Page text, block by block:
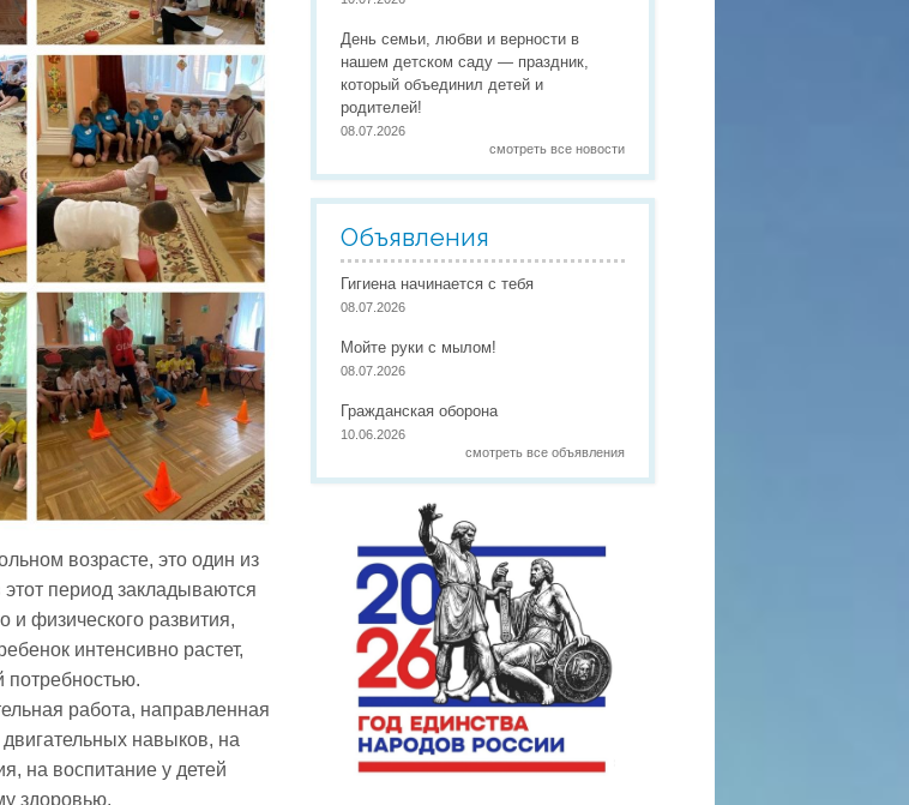
питания
предметно-пространственная среда
здоровья, безопасности, качеству услуг по присмотру и уходу
сотрудничество
среда
Наши работы
Сайты педагогов
Участие в конкурсах
Школа маленьких патриотов
возрасте, это один из
период закладываются
и физического развития,
интенсивно растет,
потребностью.
работа, направленная
навыков, на
на воспитание у детей
здоровью.
День семьи, любви и верности в
нашем детском саду — праздник,
который объединил детей и
родителей!
08.07.2026
смотреть все новости
Объявления
Гигиена начинается с тебя
08.07.2026
Мойте руки с мылом!
08.07.2026
Гражданская оборона
10.06.2026
смотреть все объявления